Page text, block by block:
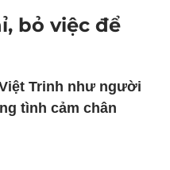
bỏ việc để
Trinh như người
tình cảm chân